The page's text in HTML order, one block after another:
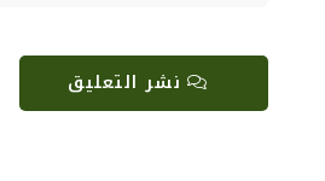
نشر التعليق